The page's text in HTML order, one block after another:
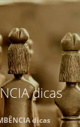
dicas
dicas